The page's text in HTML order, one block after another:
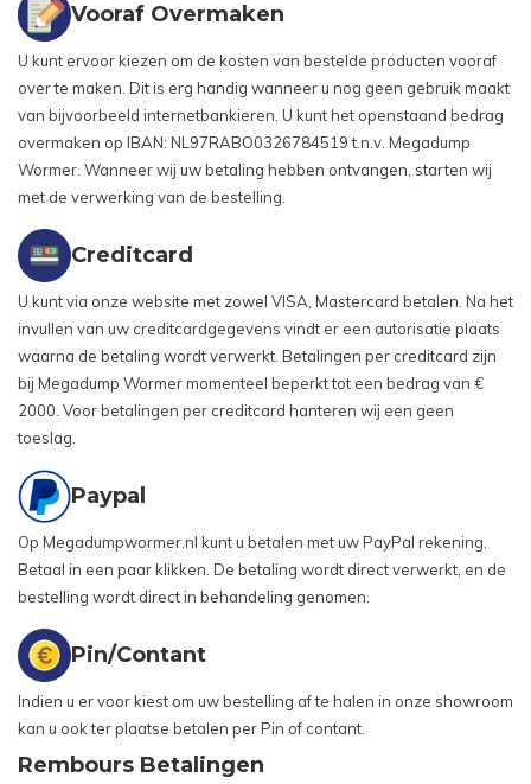
Vooraf Overmaken
U kunt ervoor kiezen om de kosten van bestelde producten vooraf
over te maken. Dit is erg handig wanneer u nog geen gebruik maakt
van bijvoorbeeld internetbankieren. U kunt het openstaand bedrag
overmaken op IBAN: NL97RABO0326784519 t.n.v. Megadump
Wormer. Wanneer wij uw betaling hebben ontvangen, starten wij
met de verwerking van de bestelling.
Creditcard
U kunt via onze website met zowel VISA, Mastercard betalen. Na het
invullen van uw creditcardgegevens vindt er een autorisatie plaats
waarna de betaling wordt verwerkt. Betalingen per creditcard zijn
bij Megadump Wormer momenteel beperkt tot een bedrag van €
2000. Voor betalingen per creditcard hanteren wij een geen
toeslag.
Paypal
Op Megadumpwormer.nl kunt u betalen met uw PayPal rekening.
Betaal in een paar klikken. De betaling wordt direct verwerkt, en de
bestelling wordt direct in behandeling genomen.
Pin/Contant
Indien u er voor kiest om uw bestelling af te halen in onze showroom
kan u ook ter plaatse betalen per Pin of contant.
Rembours Betalingen